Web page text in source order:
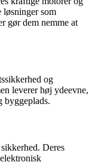
løsninger som
gør dem nemme at
og
leverer høj ydeevne,
byggeplads.
Deres